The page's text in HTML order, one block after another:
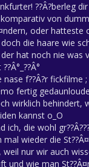
??Â?berleg
von
oder hatteste
die haare wie
hat noch nie was
nase f??Â?r fickfilme ;
fertig
wirklich behindert,
kannst o_O
ich, die wohl
wieder die
nur wir auch
und wie man